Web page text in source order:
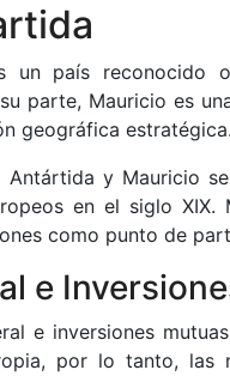
un país reconocido
parte, Mauricio es
geográfica estratégica.
Antártida y Mauricio
en el siglo
como punto de
e
e inversiones
por lo tanto, las